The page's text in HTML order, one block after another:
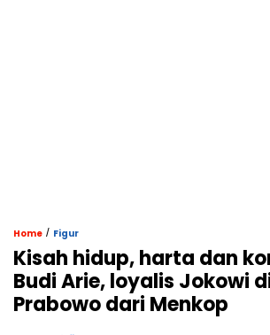
Home / Figur
Kisah hidup, harta dan
Budi Arie, loyalis Jokowi
Prabowo dari Menkop